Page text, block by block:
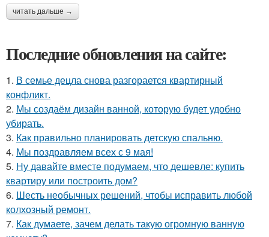
читать дальше →
Последние обновления на сайте:
1. В семье децла снова разгорается квартирный
конфликт.
2. Мы создаём дизайн ванной, которую будет удобно
убирать.
3. Как правильно планировать детскую спальню.
4. Мы поздравляем всех с 9 мая!
5. Ну давайте вместе подумаем, что дешевле: купить
квартиру или построить дом?
6. Шесть необычных решений, чтобы исправить любой
колхозный ремонт.
7. Как думаете, зачем делать такую огромную ванную